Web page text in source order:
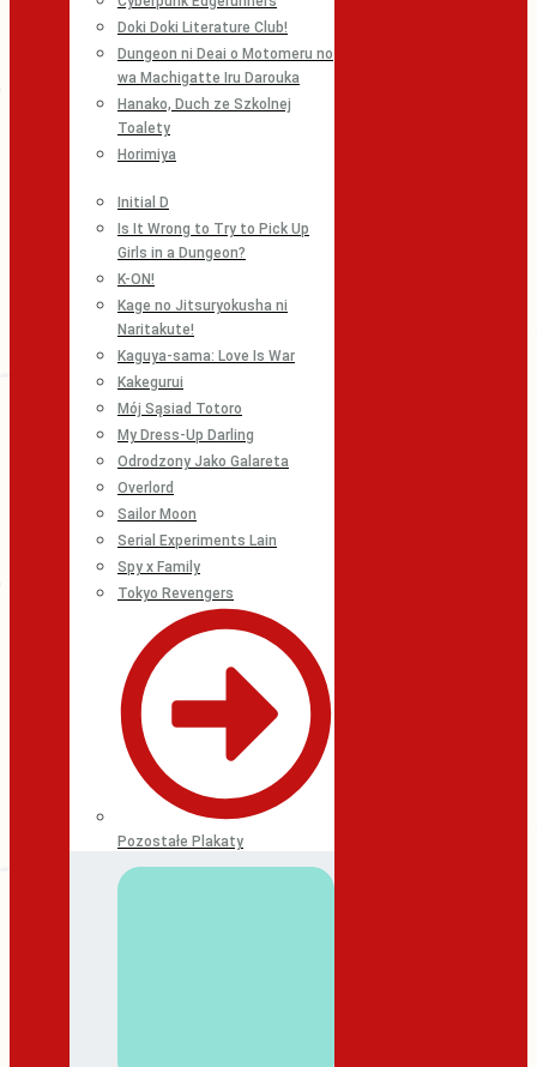
Doki Doki Literature Club!
Dungeon ni Deai o Motomeru no
wa Machigatte Iru Darouka
Hanako, Duch ze Szkolnej
Toalety
Horimiya
Initial D
Is It Wrong to Try to Pick Up
Girls in a Dungeon?
K-ON!
Kage no Jitsuryokusha ni
Naritakute!
Kaguya-sama: Love Is War
Kakegurui
Mój Sąsiad Totoro
My Dress-Up Darling
Odrodzony Jako Galareta
Overlord
Sailor Moon
Serial Experiments Lain
Spy x Family
Tokyo Revengers
Pozostałe Plakaty